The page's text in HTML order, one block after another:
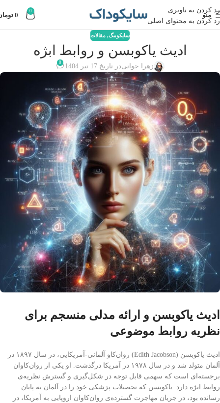
رد کردن به ناوبری
رد کردن به محتوای اصلی
منو
0
0
سایکومگ, مقالات
ادیث یاکوبسن و روابط ابژه
زهرا جوانیدر تاریخ 17 تیر 1404 0
ادیث یاکوبسن و ارائه مدلی منسجم برای
نظریه روابط موضوعی
ادیث یاکوبسن (Edith Jacobson) روان‌کاو آلمانی-آمریکایی، در سال ۱۸۹۷ در
آلمان متولد شد و در سال ۱۹۷۸ در آمریکا درگذشت. او یکی از روان‌کاوان
برجسته‌ای است که سهمی قابل توجه در شکل‌گیری و گسترش نظریه‌ی
روابط ابژه دارد. یاکوبسن که تحصیلات پزشکی خود را در آلمان به پایان
رسانده بود، در جریان مهاجرت گسترده‌ی روان‌کاوان اروپایی به آمریکا، در